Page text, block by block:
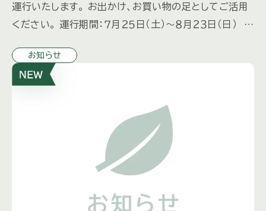
運行いたします。 お出かけ、お買い物の足としてご活用
ください。 運行期間：７月２５日（土）～８月２３日（日） 毎
お知らせ